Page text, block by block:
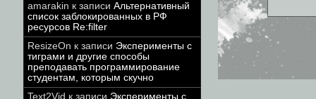
amarakin к записи Альтернативный
список заблокированных в РФ
ресурсов Re:filter
ResizeOn к записи Эксперименты с
тиграми и другие способы
преподавать программирование
студентам, которым скучно
Text2Vid к записи Эксперименты с